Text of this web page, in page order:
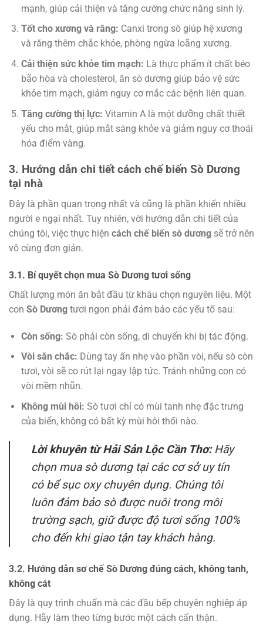
mạnh, giúp cải thiện và tăng cường chức năng sinh lý.
Tốt cho xương và răng: Canxi trong sò giúp hệ xương
và răng thêm chắc khỏe, phòng ngừa loãng xương.
Cải thiện sức khỏe tim mạch: Là thực phẩm ít chất béo
bão hòa và cholesterol, ăn sò dương giúp bảo vệ sức
khỏe tim mạch, giảm nguy cơ mắc các bệnh liên quan.
Tăng cường thị lực: Vitamin A là một dưỡng chất thiết
yếu cho mắt, giúp mắt sáng khỏe và giảm nguy cơ thoái
hóa điểm vàng.
3. Hướng dẫn chi tiết cách chế biến Sò Dương
tại nhà
Đây là phần quan trọng nhất và cũng là phần khiến nhiều
người e ngại nhất. Tuy nhiên, với hướng dẫn chi tiết của
chúng tôi, việc thực hiện cách chế biến sò dương sẽ trở nên
vô cùng đơn giản.
3.1. Bí quyết chọn mua Sò Dương tươi sống
Chất lượng món ăn bắt đầu từ khâu chọn nguyên liệu. Một
con Sò Dương tươi ngon phải đảm bảo các yếu tố sau:
Còn sống: Sò phải còn sống, di chuyển khi bị tác động.
Vòi săn chắc: Dùng tay ấn nhẹ vào phần vòi, nếu sò còn
tươi, vòi sẽ co rút lại ngay lập tức. Tránh những con có
vòi mềm nhũn.
Không mùi hôi: Sò tươi chỉ có mùi tanh nhẹ đặc trưng
của biển, không có bất kỳ mùi hôi thối nào.
Lời khuyên từHải Sản Lộc Cần Thơ:Hãy
chọn mua sò dương tại các cơ sở uy tín
có bể sục oxy chuyên dụng. Chúng tôi
luôn đảm bảo sò được nuôi trong môi
trường sạch, giữ được độ tươi sống 100%
cho đến khi giao tận tay khách hàng.
3.2. Hướng dẫn sơ chế Sò Dương đúng cách, không tanh,
không cát
Đây là quy trình chuẩn mà các đầu bếp chuyên nghiệp áp
dụng. Hãy làm theo từng bước một cách cẩn thận.